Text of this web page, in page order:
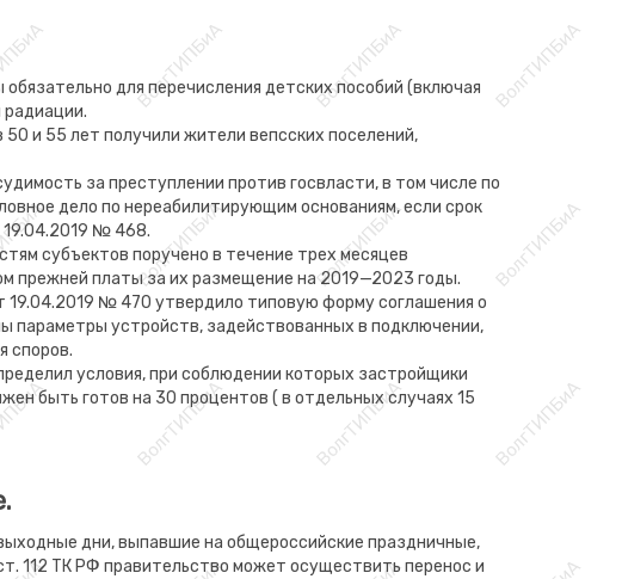
для перечисления детских пособий (включая
и 55 лет получили жители вепсских поселений,
за преступлении против госвласти, в том числе по
дело по нереабилитирующим основаниям, если срок
19.04.2019 № 468.
субъектов поручено в течение трех месяцев
прежней платы за их размещение на 2019—2023 годы.
19.04.2019 № 470 утвердило типовую форму соглашения о
параметры устройств, задействованных в подключении,
споров.
условия, при соблюдении которых застройщики
быть готов на 30 процентов ( в отдельных случаях 15
дни, выпавшие на общероссийские праздничные,
112 ТК РФ правительство может осуществить перенос и